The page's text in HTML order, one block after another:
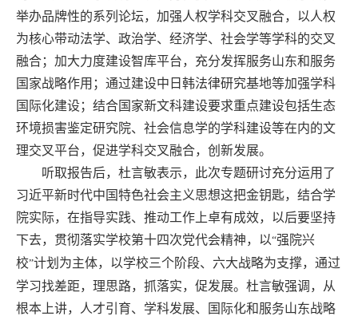
举办品牌性的系列论坛，加强人权学科交叉融合，以人权
为核心带动法学、政治学、经济学、社会学等学科的交叉
融合；加大力度建设智库平台，充分发挥服务山东和服务
国家战略作用；通过建设中日韩法律研究基地等加强学科
国际化建设；结合国家新文科建设要求重点建设包括生态
环境损害鉴定研究院、社会信息学的学科建设等在内的文
理交叉平台，促进学科交叉融合，创新发展。
听取报告后，杜言敏表示，此次专题研讨充分运用了
习近平新时代中国特色社会主义思想这把金钥匙，结合学
院实际，在指导实践、推动工作上卓有成效，以后要坚持
下去，贯彻落实学校第十四次党代会精神，以“强院兴
校”计划为主体，以学校三个阶段、六大战略为支撑，通过
学习找差距，理思路，抓落实，促发展。杜言敏强调，从
根本上讲，人才引育、学科发展、国际化和服务山东战略